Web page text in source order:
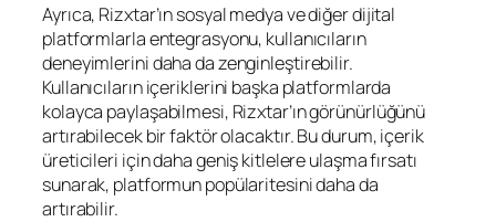
Ayrıca, Rizxtar’ın sosyal medya ve diğer dijital
platformlarla entegrasyonu, kullanıcıların
deneyimlerini daha da zenginleştirebilir.
Kullanıcıların içeriklerini başka platformlarda
kolayca paylaşabilmesi, Rizxtar’ın görünürlüğünü
artırabilecek bir faktör olacaktır. Bu durum, içerik
üreticileri için daha geniş kitlelere ulaşma fırsatı
sunarak, platformun popülaritesini daha da
artırabilir.